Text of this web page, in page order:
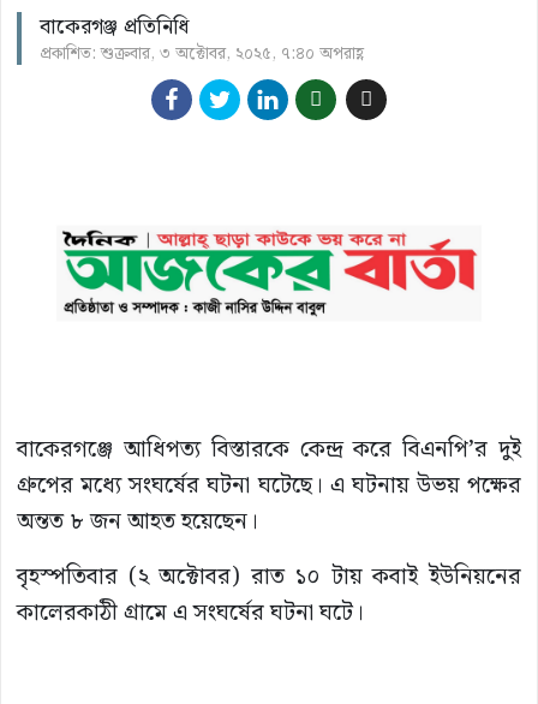
বাকেরগঞ্জ প্রতিনিধি
প্রকাশিত: শুক্রবার, ৩ অক্টোবর, ২০২৫, ৭:৪০ অপরাহ্ণ
বাকেরগঞ্জে আধিপত্য বিস্তারকে কেন্দ্র করে বিএনপি’র দুই
গ্রুপের মধ্যে সংঘর্ষের ঘটনা ঘটেছে। এ ঘটনায় উভয় পক্ষের
অন্তত ৮ জন আহত হয়েছেন।
বৃহস্পতিবার (২ অক্টোবর) রাত ১০ টায় কবাই ইউনিয়নের
কালেরকাঠী গ্রামে এ সংঘর্ষের ঘটনা ঘটে।